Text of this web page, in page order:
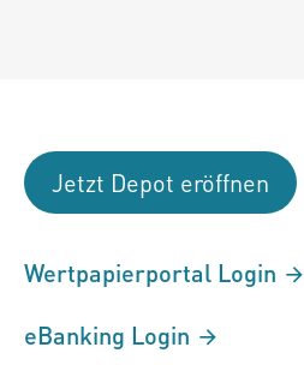
Jetzt Depot eröffnen
Wertpapierportal Login
eBanking Login